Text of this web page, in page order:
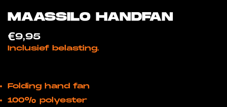
MAASSILO HANDFAN
Normale
prijs
€9,95
Inclusief belasting.
Folding hand fan
100% polyester